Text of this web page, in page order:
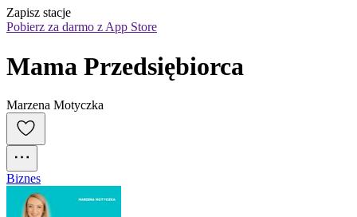
Zapisz stacje
Pobierz za darmo z App Store
Mama Przedsiębiorca
Marzena Motyczka
Biznes